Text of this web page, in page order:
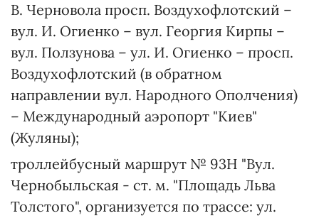
В. Черновола просп. Воздухофлотский –
вул. И. Огиенко – вул. Георгия Кирпы –
вул. Ползунова – ул. И. Огиенко – просп.
Воздухофлотский (в обратном
направлении вул. Народного Ополчения)
– Международный аэропорт "Киев"
(Жуляны);
троллейбусный маршрут № 93Н "Вул.
Чернобыльская - ст. м. "Площадь Льва
Толстого", организуется по трассе: ул.